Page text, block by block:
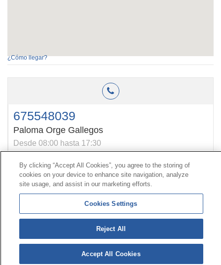
¿Cómo llegar?
675548039
Paloma Orge Gallegos
Desde 08:00 hasta 17:30
Contact|Profile of the contractor|Claims
Line Universal 900 203 203
Private Area Special Benefits
|Private Area Health
© Mutua Universal 2026| Site map
Data protection Policy | Politics of cookies
Follow us on:
By clicking “Accept All Cookies”, you agree to the storing of
cookies on your device to enhance site navigation, analyze
site usage, and assist in our marketing efforts.
Cookies Settings
Reject All
Accept All Cookies